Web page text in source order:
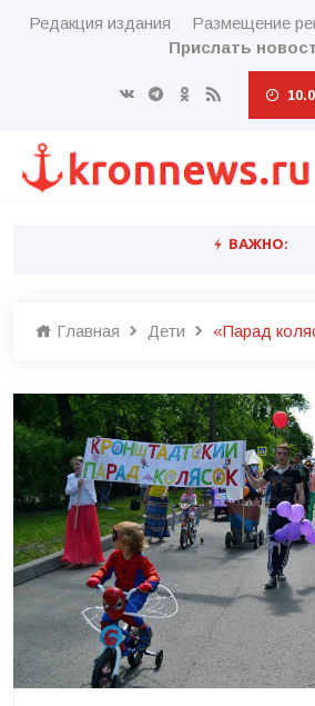
Редакция издания Размещение
Прислать
ВАЖНО:
Главная Дети «Парад